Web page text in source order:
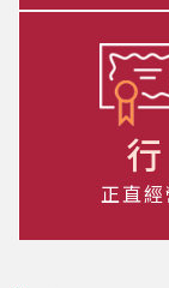
行
正直經